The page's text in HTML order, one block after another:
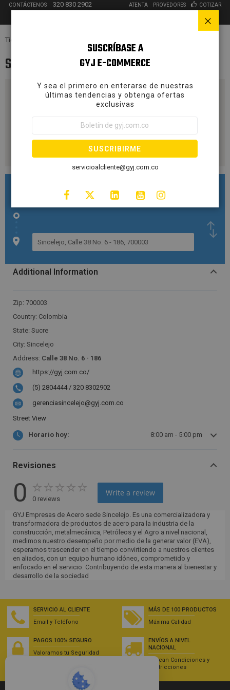
CONTÁCTENOS 320 830 2902 ATENTA PROVEDORES COTIZAR
Tiendas
Sincelejo
Additional Information
Zip: 700003
Country: Colombia
State: Sucre
City: Sincelejo
Address: Calle 38 No. 6 - 186
https://gyj.com.co/
(5) 2804444 / 320 8302902
gerenciasincelejo@gyj.com.co
Street View
Horario hoy: 8:00 am - 5:00 pm
Revisiones
0 0 reviews
Write a review
GYJ Empresas de Acero sede Sincelejo. Es una comercializadora y
transformadora de productos de acero para la industria de la
construcción, metalmecánica, Petróleos y el Agro a nivel nacional,
medimos nuestro desempeño por medio de la generar valor (EVA),
esperamos trascender en el tiempo convirtiendo a nuestros clientes
en aliados, con un equipo humano idóneo, comprometido y
enfocado en el servicio. Contribuyendo de esta manera al bienestar y
desarrollo de la sociedad
SERVICIO AL CLIENTE
Email y Teléfono
MÁS DE 100 PRODUCTOS
Máxima Calidad
PAGOS 100% SEGURO
Valoramos tu Seguridad
ENVÍOS A NIVEL
NACIONAL
Aplican Condiciones y
Restricciones
SUSCRÍBASE A
GYJ E-COMMERCE
Y sea el primero en enterarse de nuestras
últimas tendencias y obtenga ofertas
exclusivas
i
g
n
p
r
O
u
e
w
s
SUSCRIBIRME
servicioalcliente@gyj.com.co